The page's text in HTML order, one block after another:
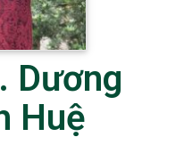
Dương
Huệ